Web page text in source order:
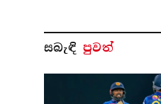
සබැ​ඳි පුවත්